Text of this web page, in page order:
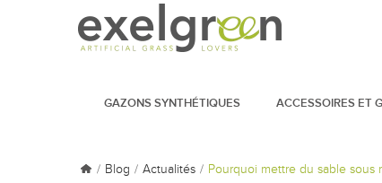
GAZONS SYNTHÉTIQUES ACCESSOIRES ET
Blog Actualités Pourquoi mettre du sable sous